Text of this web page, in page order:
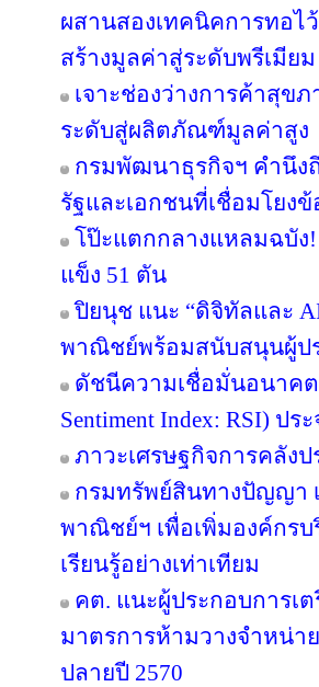
ผสานสองเทคนิคการทอ
สร้างมูลค่าสู่ระดับพรีเมียม
เจาะช่องว่างการค้าสุข
ระดับสู่ผลิตภัณฑ์มูลค่าสูง
กรมพัฒนาธุรกิจฯ คำนึง
รัฐและเอกชนที่เชื่อมโยง
โป๊ะแตกกลางแหลมฉบัง!
แข็ง 51 ตัน
ปิยนุช แนะ “ดิจิทัลและ
พาณิชย์พร้อมสนับสนุนผู้ป
ดัชนีความเชื่อมั่นอนาคต
Sentiment Index: RSI) ป
ภาวะเศรษฐกิจการคลัง
กรมทรัพย์สินทางปัญญา
พาณิชย์ฯ เพื่อเพิ่มองค์กร
เรียนรู้อย่างเท่าเทียม
คต. แนะผู้ประกอบการเ
มาตรการห้ามวางจำหน่า
ปลายปี 2570